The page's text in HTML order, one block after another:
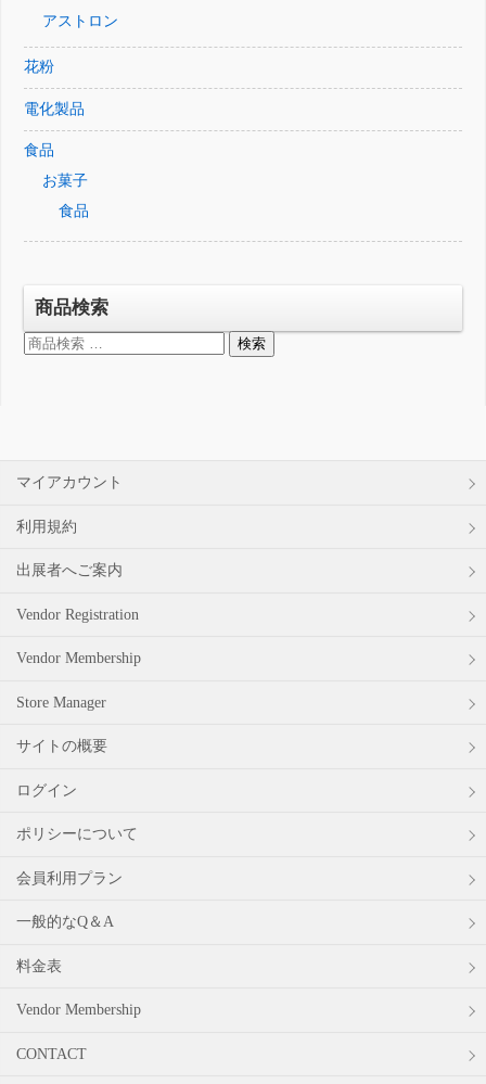
アストロン
花粉
電化製品
食品
お菓子
食品
商品検索
検
検索
マイアカウント
利用規約
出展者へご案内
Vendor Registration
Vendor Membership
Store Manager
サイトの概要
ログイン
ポリシーについて
会員利用プラン
一般的なQ＆A
料金表
Vendor Membership
CONTACT